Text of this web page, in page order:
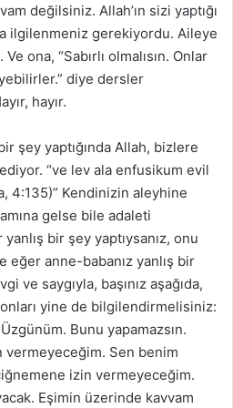
değilsiniz. Allah’ın sizi yaptığı
ilgilenmeniz gerekiyordu. Aileye
ona, “Sabırlı olmalısın. Onlar
diye dersler
hayır.
şey yaptığında Allah, bizlere
“ve lev ala enfusikum evil
4:135)” Kendinizin aleyhine
gelse bile adaleti
yanlış bir şey yaptıysanız, onu
eğer anne-babanız yanlış bir
ve saygıyla, başınız aşağıda,
yine de bilgilendirmelisiniz:
Bunu yapamazsın.
vermeyeceğim. Sen benim
izin vermeyeceğim.
Eşimin üzerinde kavvam